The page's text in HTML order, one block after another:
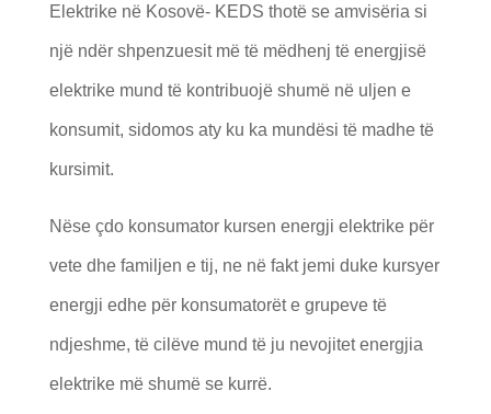
Elektrike në Kosovë- KEDS thotë se amvisëria si
një ndër shpenzuesit më të mëdhenj të energjisë
elektrike mund të kontribuojë shumë në uljen e
konsumit, sidomos aty ku ka mundësi të madhe të
kursimit.
Nëse çdo konsumator kursen energji elektrike për
vete dhe familjen e tij, ne në fakt jemi duke kursyer
energji edhe për konsumatorët e grupeve të
ndjeshme, të cilëve mund të ju nevojitet energjia
elektrike më shumë se kurrë.